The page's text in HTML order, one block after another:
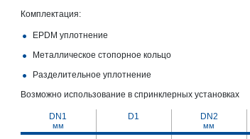
Комплектация:
EPDM уплотнение
Металлическое стопорное кольцо
Разделительное уплотнение
Возможно использование в спринклерных установках
DN1 D1 DN2
мм мм